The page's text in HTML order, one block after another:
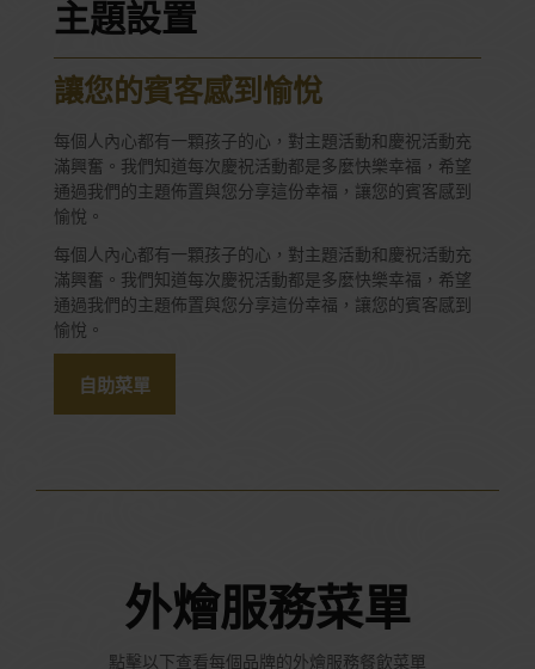
主題設置
讓您的賓客感到愉悅
每個人內心都有一顆孩子的心，對主題活動和慶祝活動充
滿興奮。我們知道每次慶祝活動都是多麼快樂幸福，希望
通過我們的主題佈置與您分享這份幸福，讓您的賓客感到
愉悅。
每個人內心都有一顆孩子的心，對主題活動和慶祝活動充
滿興奮。我們知道每次慶祝活動都是多麼快樂幸福，希望
通過我們的主題佈置與您分享這份幸福，讓您的賓客感到
愉悅。
自助菜單
外燴服務菜單
點擊以下查看每個品牌的外燴服務餐飲菜單